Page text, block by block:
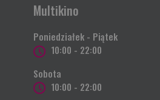
Multikino
Poniedziałek - Piątek
10:00 - 22:00
Sobota
10:00 - 22:00